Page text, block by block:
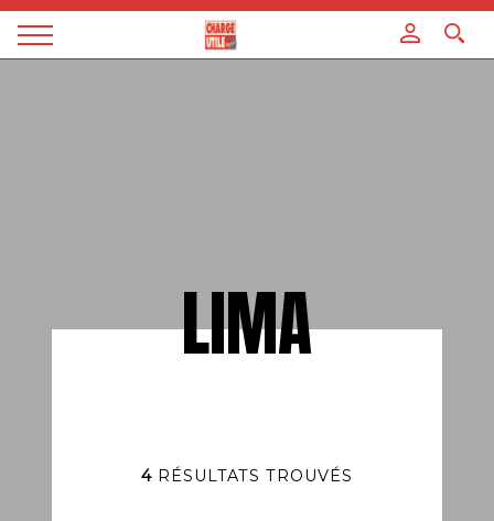
Magazine
LIMA
4 RÉSULTATS TROUVÉS
Panneau de gestion des cookies